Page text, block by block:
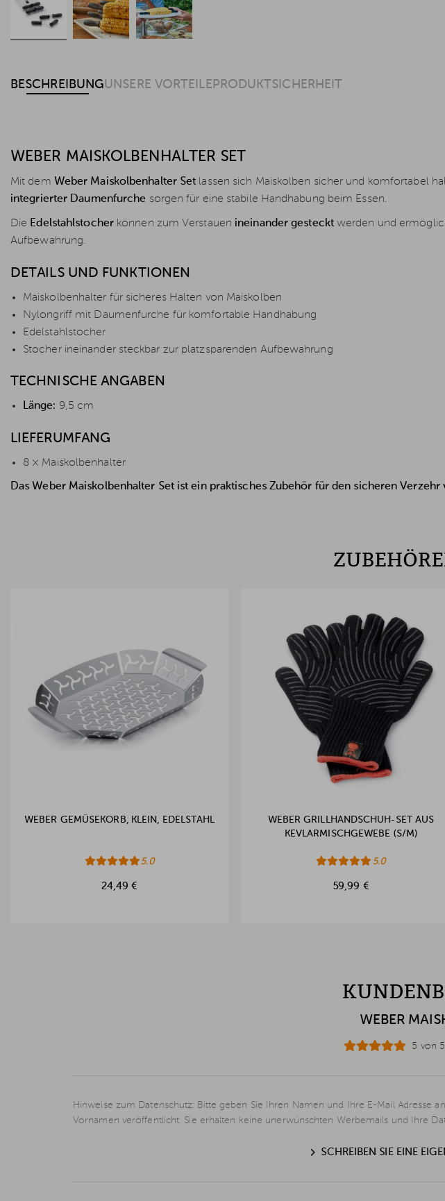
BESCHREIBUNGUNSERE VORTEILE PRODUKTSICHERHEIT
WEBER MAISKOLBENHALTER SET
Mit dem Weber Maiskolbenhalter Set lassen sich Maiskolben sicher und komfortabel
integrierter Daumenfurche sorgen für eine stabile Handhabung beim Essen.
Die Edelstahlstocherkönnen zum Verstauen ineinander gestecktwerden und
Aufbewahrung.
DETAILS UND FUNKTIONEN
Maiskolbenhalter für sicheres Halten von Maiskolben
Nylongriff mit Daumenfurche für komfortable Handhabung
Edelstahlstocher
Stocher ineinander steckbar zur platzsparenden Aufbewahrung
TECHNISCHE ANGABEN
Länge: 9,5 cm
LIEFERUMFANG
8 × Maiskolbenhalter
Das Weber Maiskolbenhalter Set ist ein praktisches Zubehör für den sicheren Verzehr
WEBER GEMÜSEKORB, KLEIN, EDELSTAHL
5.0
24,49 €
WEBER GRILLHANDSCHUH-SET AUS
KEVLARMISCHGEWEBE (S/M)
5.0
59,99 €
WEBER
5 von
Hinweise zum Datenschutz: Bitte geben Sie Ihren Namen und Ihre E-Mail
Vornamen veröffentlicht. Sie erhalten keine unerwünschten Werbemails und Ihre
SCHREIBEN SIE EINE